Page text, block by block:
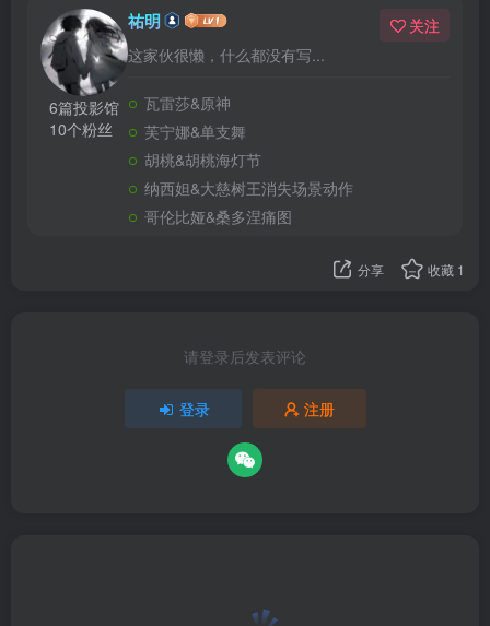
6篇投影馆
10个粉丝
祐明
这家伙很懒，什么都没有写...
关注
瓦雷莎&原神
芙宁娜&单支舞
胡桃&胡桃海灯节
纳西妲&大慈树王消失场景动作
哥伦比娅&桑多涅痛图
分享 收藏 1
请登录后发表评论
登录 注册